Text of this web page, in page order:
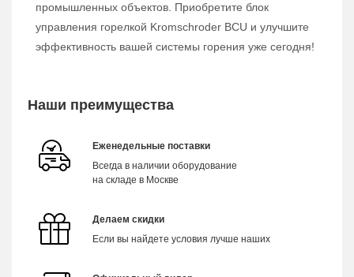
промышленных объектов. Приобретите блок
управления горелкой Kromschroder BCU и улучшите
эффективность вашей системы горения уже сегодня!
Наши преимущества
Еженедельные поставки
Всегда в наличии оборудование
на складе в Москве
Делаем скидки
Если вы найдете условия лучше наших